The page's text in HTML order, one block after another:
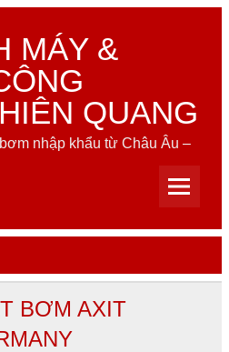
MÁY &
QUANG
nhập khẩu từ Châu Âu –
BƠM AXIT